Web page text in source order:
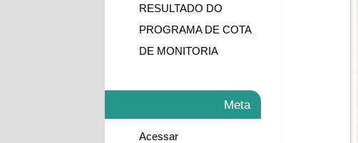
RESULTADO DO
PROGRAMA DE COTA
DE MONITORIA
Meta
Acessar